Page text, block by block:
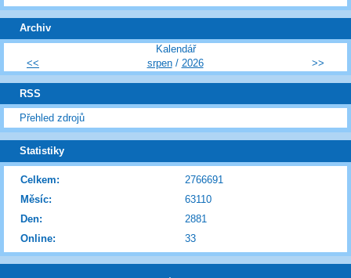
Archiv
Kalendář
<<
srpen/ 2026 >>
RSS
Přehled zdrojů
Statistiky
Online: 33
Celkem:
2766691
Měsíc:
63110
Den:
2881